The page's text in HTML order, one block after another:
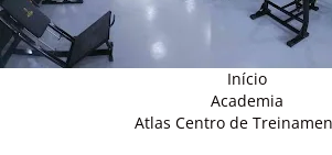
Início
Academia
Atlas Centro de